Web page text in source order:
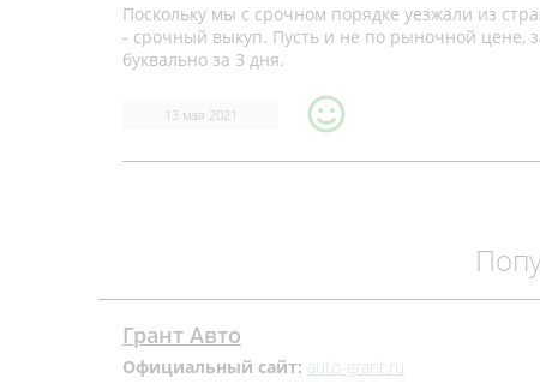
Поскольку мы с срочном порядке уезжали из
- срочный выкуп. Пусть и не по рыночной цене,
буквально за 3 дня.
13 мая 2021
Грант Авто
Официальный сайт: auto-grant.ru